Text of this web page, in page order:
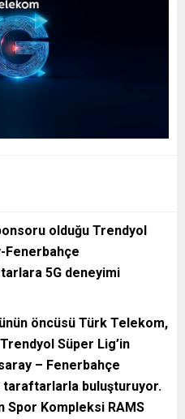
olduğu Trendyol
Fenerbahçe
5G deneyimi
öncüsü Türk Telekom,
Süper Lig’in
– Fenerbahçe
buluşturuyor.
Spor Kompleksi RAMS